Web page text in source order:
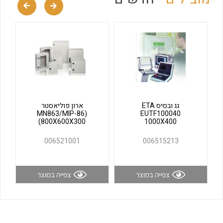
לכל מוצרי היצרן
לכל מוצרי היצרן לכל מוצרי היצרן
גג ובסיס ETA
EUTF100040
1000X400
006515213
צפייה במוצר
ארון פוליאסטר
(MN863/MIP-86
(800X600X300
006521001
צפייה במוצר